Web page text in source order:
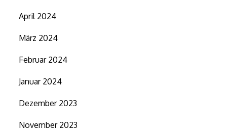
April 2024
März 2024
Februar 2024
Januar 2024
Dezember 2023
November 2023